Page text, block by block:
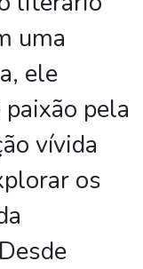
uma
ele
pela
vívida
os